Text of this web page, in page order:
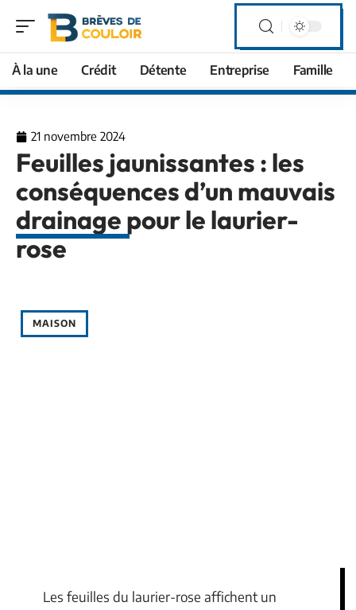
À la une Crédit Détente Entreprise Famille
21 novembre 2024
Feuilles jaunissantes : les
conséquences d’un mauvais
drainage pour le laurier-
rose
MAISON
Les feuilles du laurier-rose affichent un